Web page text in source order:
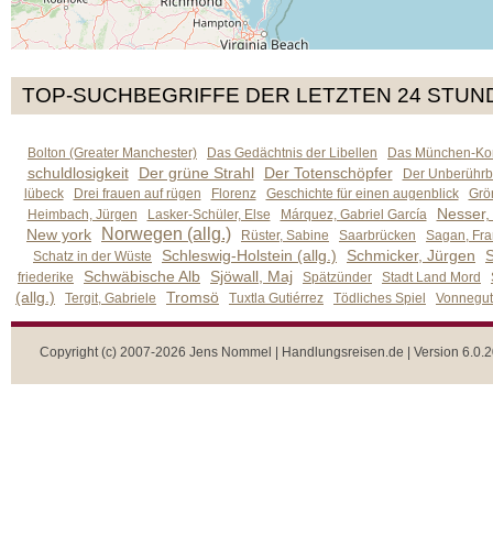
TOP-SUCHBEGRIFFE DER LETZTEN 24
Bolton (Greater Manchester) Das Gedächtnis der Libellen Das München-
schuldlosigkeit Der grüne Strahl Der Totenschöpfer
Der
lübeck
Drei frauen auf rügen Florenz Geschichte für einen augenblick
Heimbach, Jürgen
Lasker-Schüler, Else Márquez, Gabriel García
New york
Norwegen (allg.) Rüster, Sabine Saarbrücken
Sagan,
Schatz in der Wüste
Schleswig-Holstein (allg.) Schmicker, Jürgen
friederike Schwäbische Alb Sjöwall, Maj Spätzünder Stadt Land Mord
(allg.) Tergit, Gabriele Tromsö Tuxtla Gutiérrez Tödliches Spiel
Copyright (c) 2007-2026 Jens Nommel | Handlungsreisen.de | Version